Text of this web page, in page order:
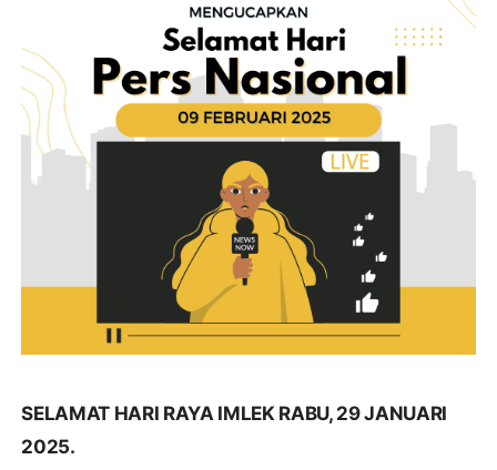
SELAMAT HARI RAYA IMLEK RABU, 29 JANUARI
2025.